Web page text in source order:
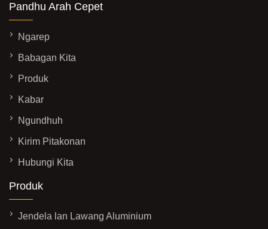
Pandhu Arah Cepet
Ngarep
Babagan Kita
Produk
Kabar
Ngundhuh
Kirim Pitakonan
Hubungi Kita
Produk
Jendela lan Lawang Aluminium